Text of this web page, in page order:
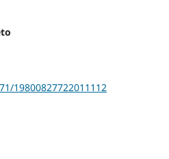
19800827722011112